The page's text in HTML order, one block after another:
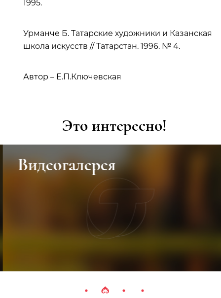
1995.
Урманче Б. Татарские художники и Казанская
школа искусств // Татарстан. 1996. № 4.
Автор – Е.П.Ключевская
Это интересно!
Видеогалерея